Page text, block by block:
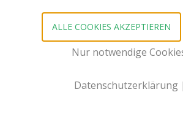
ALLE COOKIES AKZEPTIEREN
Nur notwendige
Datenschutzerklärung |